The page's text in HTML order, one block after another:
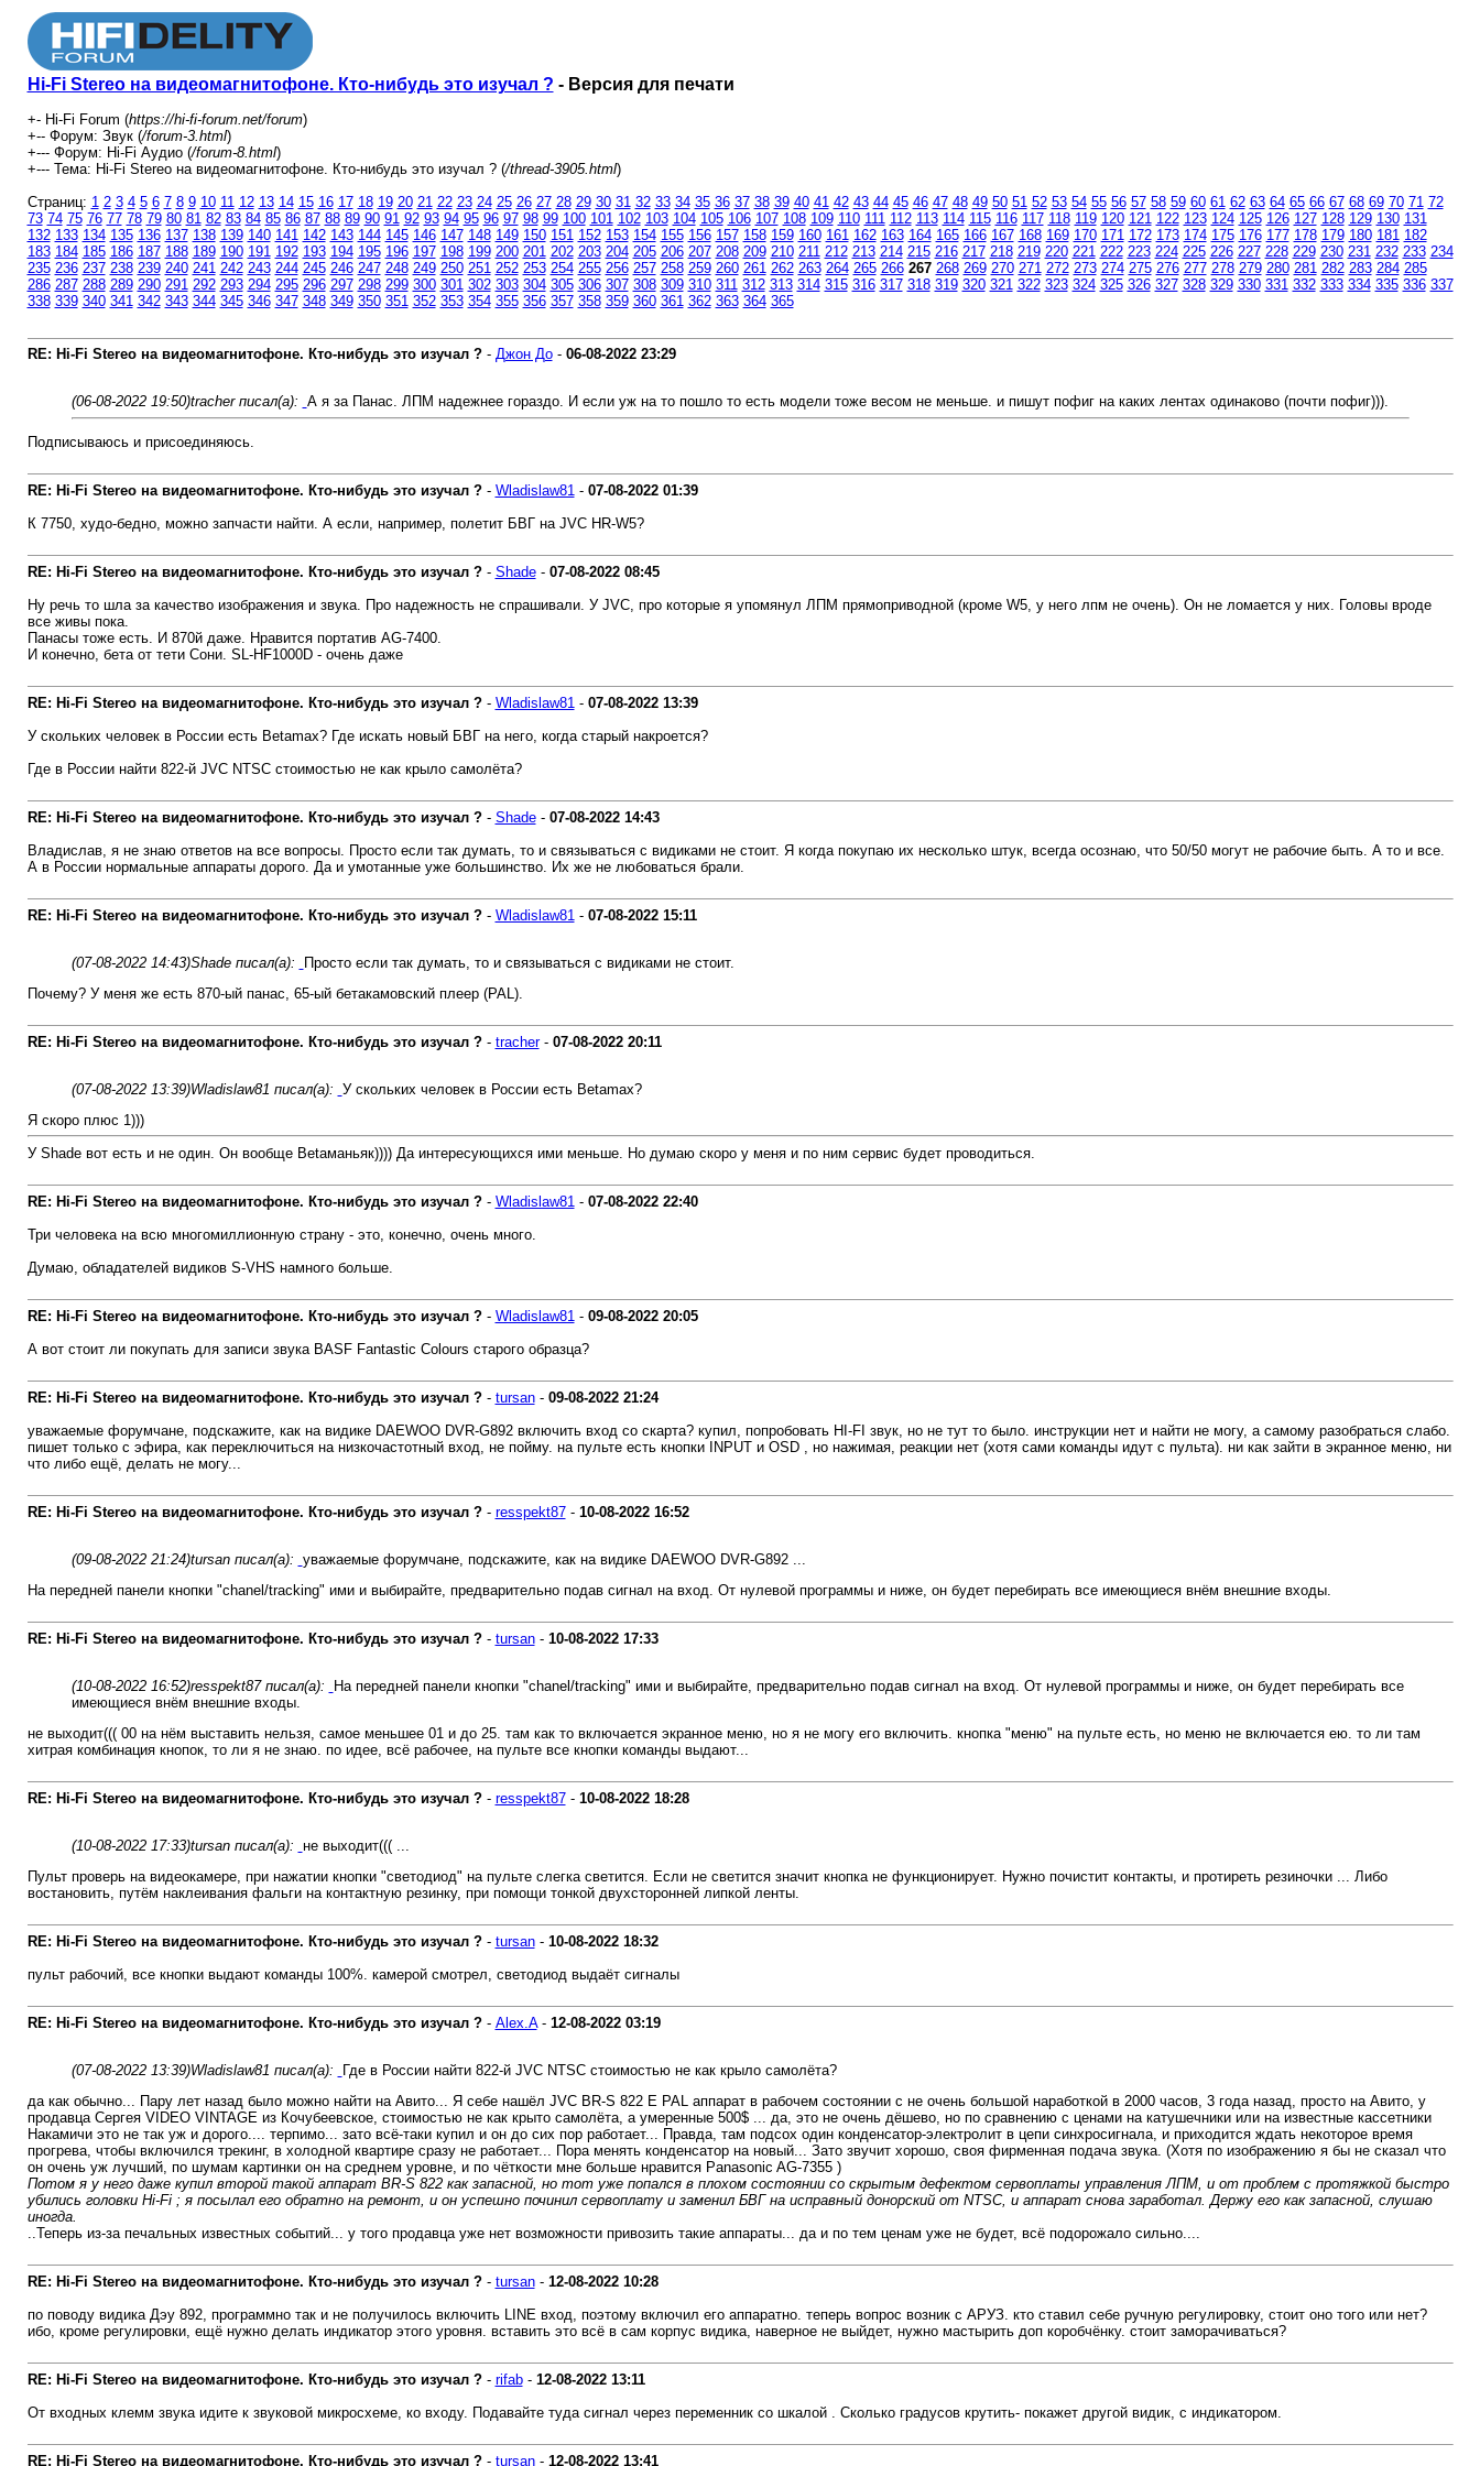
Hi-Fi Stereo на видеомагнитофоне. Кто-нибудь это изучал ? - Версия для печати
+- Hi-Fi Forum (https://hi-fi-forum.net/forum)
+-- Форум: Звук (/forum-3.html)
+--- Форум: Hi-Fi Аудио (/forum-8.html)
+--- Тема: Hi-Fi Stereo на видеомагнитофоне. Кто-нибудь это изучал ? (/thread-3905.html)
Страниц: 1 2 3 4 5 6 7 8 9 10 11 12 13 14 15 16 17 18 19 20 21 22 23 24 25 26 27 28 29 30 31 32 33 34 35 36 37 38 39 40 41 42 43 44 45 46 47 48 49 50 51 52 53 54 55 56 57 58 59 60 61 62 63 64 65 66 67 68 69 70 71 72
73 74 75 76 77 78 79 80 81 82 83 84 85 86 87 88 89 90 91 92 93 94 95 96 97 98 99 100 101 102 103 104 105 106 107 108 109 110 111 112 113 114 115 116 117 118 119 120 121 122 123 124 125 126 127 128 129 130 131
132 133 134 135 136 137 138 139 140 141 142 143 144 145 146 147 148 149 150 151 152 153 154 155 156 157 158 159 160 161 162 163 164 165 166 167 168 169 170 171 172 173 174 175 176 177 178 179 180 181 182
183 184 185 186 187 188 189 190 191 192 193 194 195 196 197 198 199 200 201 202 203 204 205 206 207 208 209 210 211 212 213 214 215 216 217 218 219 220 221 222 223 224 225 226 227 228 229 230 231 232 233 234
235 236 237 238 239 240 241 242 243 244 245 246 247 248 249 250 251 252 253 254 255 256 257 258 259 260 261 262 263 264 265 266 267 268 269 270 271 272 273 274 275 276 277 278 279 280 281 282 283 284 285
286 287 288 289 290 291 292 293 294 295 296 297 298 299 300 301 302 303 304 305 306 307 308 309 310 311 312 313 314 315 316 317 318 319 320 321 322 323 324 325 326 327 328 329 330 331 332 333 334 335 336 337
338 339 340 341 342 343 344 345 346 347 348 349 350 351 352 353 354 355 356 357 358 359 360 361 362 363 364 365
RE: Hi-Fi Stereo на видеомагнитофоне. Кто-нибудь это изучал ?- Джон До- 06-08-2022 23:29
(06-08-2022 19:50)tracher писал(а): А я за Панас. ЛПМ надежнее гораздо. И если уж на то пошло то есть модели тоже весом не меньше. и пишут пофиг на каких лентах одинаково (почти пофиг))).
Подписываюсь и присоединяюсь.
RE: Hi-Fi Stereo на видеомагнитофоне. Кто-нибудь это изучал ?- Wladislaw81 - 07-08-2022 01:39
К 7750, худо-бедно, можно запчасти найти. А если, например, полетит БВГ на JVC HR-W5?
RE: Hi-Fi Stereo на видеомагнитофоне. Кто-нибудь это изучал ?- Shade- 07-08-2022 08:45
Ну речь то шла за качество изображения и звука. Про надежность не спрашивали. У JVC, про которые я упомянул ЛПМ прямоприводной (кроме W5, у него лпм не очень). Он не ломается у них. Головы вроде
все живы пока.
Панасы тоже есть. И 870й даже. Нравится портатив AG-7400.
И конечно, бета от тети Сони. SL-HF1000D - очень даже
RE: Hi-Fi Stereo на видеомагнитофоне. Кто-нибудь это изучал ?- Wladislaw81 - 07-08-2022 13:39
У скольких человек в России есть Betamax? Где искать новый БВГ на него, когда старый накроется?
Где в России найти 822-й JVC NTSC стоимостью не как крыло самолёта?
RE: Hi-Fi Stereo на видеомагнитофоне. Кто-нибудь это изучал ?- Shade- 07-08-2022 14:43
Владислав, я не знаю ответов на все вопросы. Просто если так думать, то и связываться с видиками не стоит. Я когда покупаю их несколько штук, всегда осознаю, что 50/50 могут не рабочие быть. А то и все.
А в России нормальные аппараты дорого. Да и умотанные уже большинство. Их же не любоваться брали.
RE: Hi-Fi Stereo на видеомагнитофоне. Кто-нибудь это изучал ?- Wladislaw81 - 07-08-2022 15:11
(07-08-2022 14:43)Shade писал(а):
Просто если так думать, то и связываться с видиками не стоит.
Почему? У меня же есть 870-ый панас, 65-ый бетакамовский плеер (PAL).
RE: Hi-Fi Stereo на видеомагнитофоне. Кто-нибудь это изучал ?- tracher- 07-08-2022 20:11
(07-08-2022 13:39)Wladislaw81 писал(а): У скольких человек в России есть Betamax?
Я скоро плюс 1)))
У Shade вот есть и не один. Он вообще Betaманьяк)))) Да интересующихся ими меньше. Но думаю скоро у меня и по ним сервис будет проводиться.
RE: Hi-Fi Stereo на видеомагнитофоне. Кто-нибудь это изучал ?- Wladislaw81 - 07-08-2022 22:40
Три человека на всю многомиллионную страну - это, конечно, очень много.
Думаю, обладателей видиков S-VHS намного больше.
RE: Hi-Fi Stereo на видеомагнитофоне. Кто-нибудь это изучал ?- Wladislaw81 - 09-08-2022 20:05
А вот стоит ли покупать для записи звука BASF Fantastic Colours старого образца?
RE: Hi-Fi Stereo на видеомагнитофоне. Кто-нибудь это изучал ?- tursan- 09-08-2022 21:24
уважаемые форумчане, подскажите, как на видике DAEWOO DVR-G892 включить вход со скарта? купил, попробовать HI-FI звук, но не тут то было. инструкции нет и найти не могу, а самому разобраться слабо.
пишет только с эфира, как переключиться на низкочастотный вход, не пойму. на пульте есть кнопки INPUT и OSD , но нажимая, реакции нет (хотя сами команды идут с пульта). ни как зайти в экранное меню, ни
что либо ещё, делать не могу...
RE: Hi-Fi Stereo на видеомагнитофоне. Кто-нибудь это изучал ?- resspekt87- 10-08-2022 16:52
(09-08-2022 21:24)tursan писал(а): уважаемые форумчане, подскажите, как на видике DAEWOO DVR-G892 ...
На передней панели кнопки "chanel/tracking" ими и выбирайте, предварительно подав сигнал на вход. От нулевой программы и ниже, он будет перебирать все имеющиеся внём внешние входы.
RE: Hi-Fi Stereo на видеомагнитофоне. Кто-нибудь это изучал ?- tursan- 10-08-2022 17:33
(10-08-2022 16:52)resspekt87 писал(а):
На передней панели кнопки "chanel/tracking" ими и выбирайте, предварительно подав сигнал на вход. От нулевой программы и ниже, он будет перебирать все
имеющиеся внём внешние входы.
не выходит((( 00 на нём выставить нельзя, самое меньшее 01 и до 25. там как то включается экранное меню, но я не могу его включить. кнопка "меню" на пульте есть, но меню не включается ею. то ли там
хитрая комбинация кнопок, то ли я не знаю. по идее, всё рабочее, на пульте все кнопки команды выдают...
RE: Hi-Fi Stereo на видеомагнитофоне. Кто-нибудь это изучал ?- resspekt87- 10-08-2022 18:28
(10-08-2022 17:33)tursan писал(а): не выходит((( ...
Пульт проверь на видеокамере, при нажатии кнопки "светодиод" на пульте слегка светится. Если не светится значит кнопка не функционирует. Нужно почистит контакты, и протиреть резиночки ... Либо
востановить, путём наклеивания фальги на контактную резинку, при помощи тонкой двухсторонней липкой ленты.
RE: Hi-Fi Stereo на видеомагнитофоне. Кто-нибудь это изучал ?- tursan- 10-08-2022 18:32
пульт рабочий, все кнопки выдают команды 100%. камерой смотрел, светодиод выдаёт сигналы
RE: Hi-Fi Stereo на видеомагнитофоне. Кто-нибудь это изучал ?- Alex.A- 12-08-2022 03:19
(07-08-2022 13:39)Wladislaw81 писал(а):
Где в России найти 822-й JVC NTSC стоимостью не как крыло самолёта?
да как обычно... Пару лет назад было можно найти на Авито... Я себе нашёл JVC BR-S 822 E PAL аппарат в рабочем состоянии с не очень большой наработкой в 2000 часов, 3 года назад, просто на Авито, у
продавца Сергея VIDEO VINTAGE из Кочубеевское, стоимостью не как крыто самолёта, а умеренные 500$ ... да, это не очень дёшево, но по сравнению с ценами на катушечники или на известные кассетники
Накамичи это не так уж и дорого.... терпимо... зато всё-таки купил и он до сих пор работает... Правда, там подсох один конденсатор-электролит в цепи синхросигнала, и приходится ждать некоторое время
прогрева, чтобы включился трекинг, в холодной квартире сразу не работает... Пора менять конденсатор на новый... Зато звучит хорошо, своя фирменная подача звука. (Хотя по изображению я бы не сказал что
он очень уж лучший, по шумам картинки он на среднем уровне, и по чёткости мне больше нравится Panasonic AG-7355 )
Потом я у него даже купил второй такой аппарат BR-S 822 как запасной, но тот уже попался в плохом состоянии со скрытым дефектом сервоплаты управления ЛПМ, и от проблем с протяжкой быстро
убились головки Hi-Fi ; я посылал его обратно на ремонт, и он успешно починил сервоплату и заменил БВГ на исправный донорский от NTSC, и аппарат снова заработал. Держу его как запасной, слушаю
иногда.
..Теперь из-за печальных известных событий... у того продавца уже нет возможности привозить такие аппараты... да и по тем ценам уже не будет, всё подорожало сильно....
RE: Hi-Fi Stereo на видеомагнитофоне. Кто-нибудь это изучал ?- tursan- 12-08-2022 10:28
по поводу видика Дэу 892, программно так и не получилось включить LINE вход, поэтому включил его аппаратно. теперь вопрос возник с АРУЗ. кто ставил себе ручную регулировку, стоит оно того или нет?
ибо, кроме регулировки, ещё нужно делать индикатор этого уровня. вставить это всё в сам корпус видика, наверное не выйдет, нужно мастырить доп коробчёнку. стоит заморачиваться?
RE: Hi-Fi Stereo на видеомагнитофоне. Кто-нибудь это изучал ?- rifab- 12-08-2022 13:11
От входных клемм звука идите к звуковой микросхеме, ко входу. Подавайте туда сигнал через переменник со шкалой . Сколько градусов крутить- покажет другой видик, с индикатором.
RE: Hi-Fi Stereo на видеомагнитофоне. Кто-нибудь это изучал ?- tursan- 12-08-2022 13:41